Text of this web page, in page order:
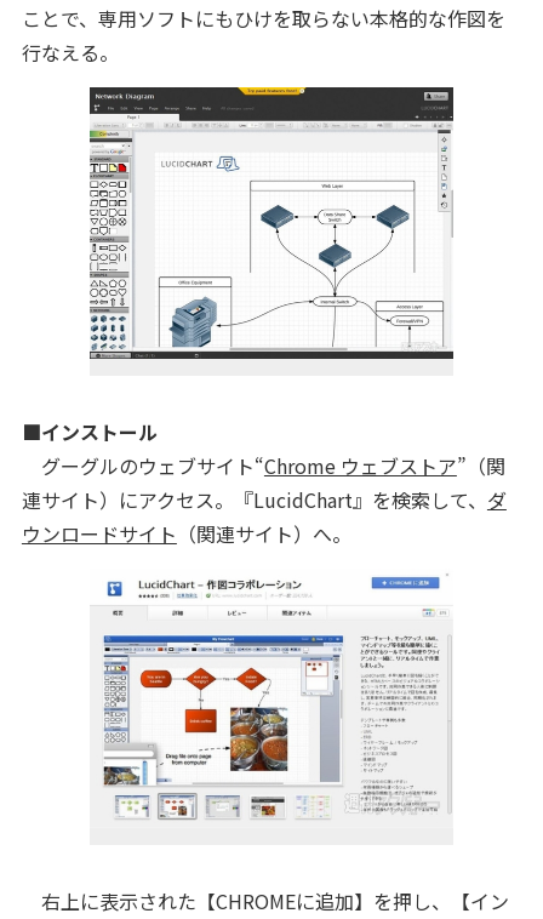
ことで、専用ソフトにもひけを取らない本格的な作図を
行なえる。
■インストール
グーグルのウェブサイト“Chrome ウェブストア”（関
連サイト）にアクセス。『LucidChart』を検索して、 ダ
ウンロードサイト （関連サイト）へ。
右上に表示された【CHROMEに追加】を押し、【イン